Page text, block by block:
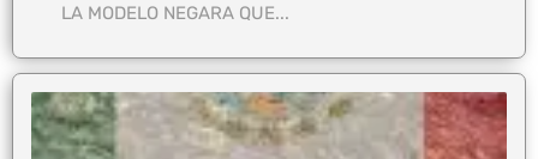
LA MODELO NEGARA QUE...